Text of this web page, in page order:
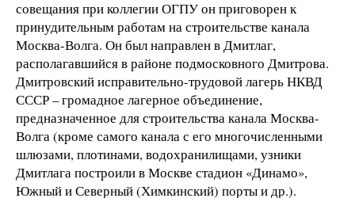
совещания при коллегии ОГПУ он приговорен к
принудительным работам на строительстве канала
Москва-Волга. Он был направлен в Дмитлаг,
располагавшийся в районе подмосковного Дмитрова.
Дмитровский исправительно-трудовой лагерь НКВД
СССР – громадное лагерное объединение,
предназначенное для строительства канала Москва-
Волга (кроме самого канала с его многочисленными
шлюзами, плотинами, водохранилищами, узники
Дмитлага построили в Москве стадион «Динамо»,
Южный и Северный (Химкинский) порты и др.).